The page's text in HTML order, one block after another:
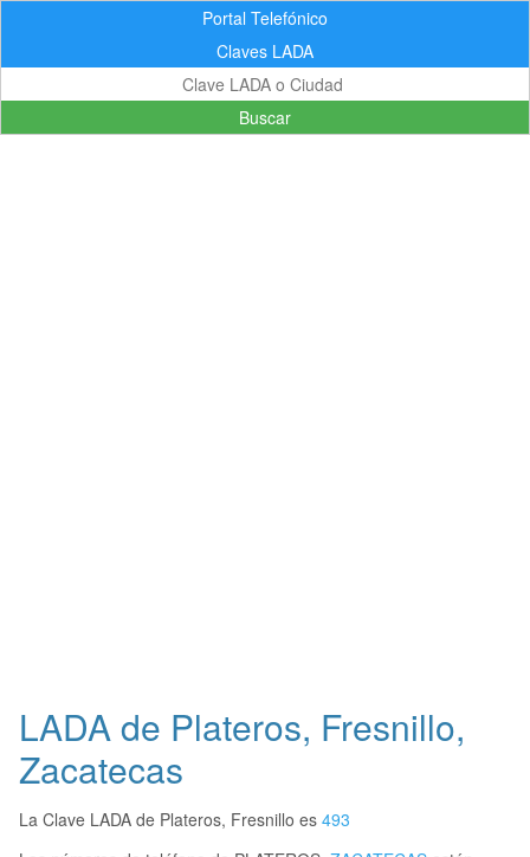
Portal Telefónico
Claves LADA
Buscar
LADA de Plateros, Fresnillo,
Zacatecas
La Clave LADA de Plateros, Fresnillo es 493